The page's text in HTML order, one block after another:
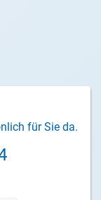
für Sie da.